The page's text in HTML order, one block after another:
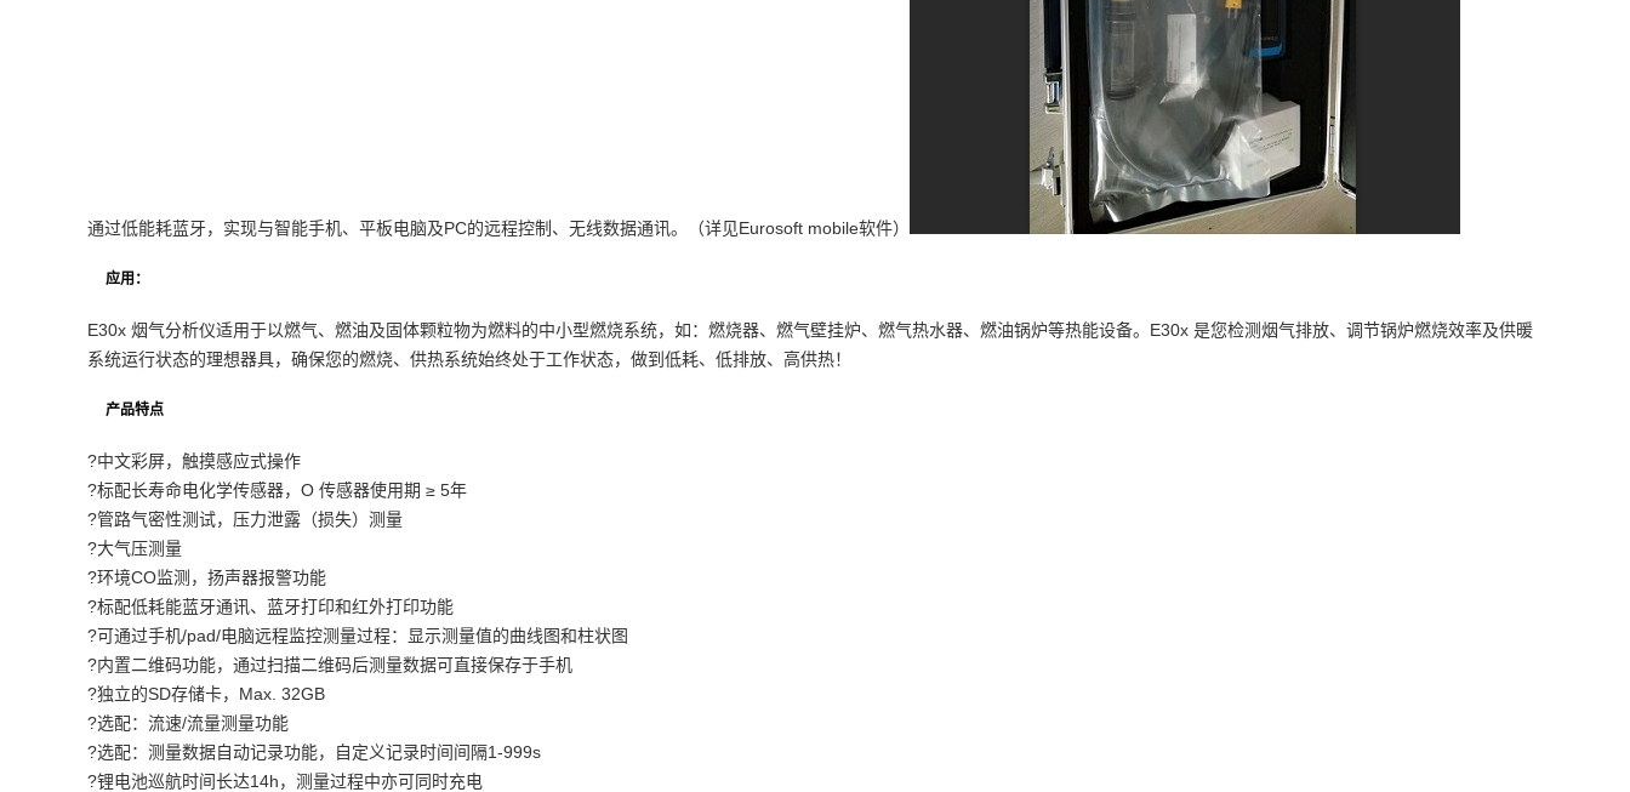
通过低能耗蓝牙，实现与智能手机、平板电脑及PC的远程控制、无线数据通讯。（详见Eurosoft mobile软件）
应用：
E30x 烟气分析仪适用于以燃气、燃油及固体颗粒物为燃料的中小型燃烧系统，如：燃烧器、燃气壁挂炉、燃气热水器、燃油锅炉等热能设备。E30x 是您检测烟气排放、调节锅炉燃烧效率及供暖
系统运行状态的理想器具，确保您的燃烧、供热系统始终处于工作状态，做到低耗、低排放、高供热！
产品特点
?中文彩屏，触摸感应式操作
?标配长寿命电化学传感器，O 传感器使用期 ≥ 5年
?管路气密性测试，压力泄露（损失）测量
?大气压测量
?环境CO监测，扬声器报警功能
?标配低耗能蓝牙通讯、蓝牙打印和红外打印功能
?可通过手机/pad/电脑远程监控测量过程：显示测量值的曲线图和柱状图
?内置二维码功能，通过扫描二维码后测量数据可直接保存于手机
?独立的SD存储卡，Max. 32GB
?选配：流速/流量测量功能
?选配：测量数据自动记录功能，自定义记录时间间隔1-999s
?锂电池巡航时间长达14h，测量过程中亦可同时充电